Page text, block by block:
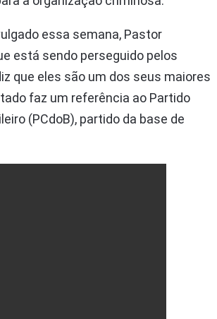
essa semana, Pastor
está sendo perseguido pelos
que eles são um dos seus maiores
faz um referência ao Partido
(PCdoB), partido da base de